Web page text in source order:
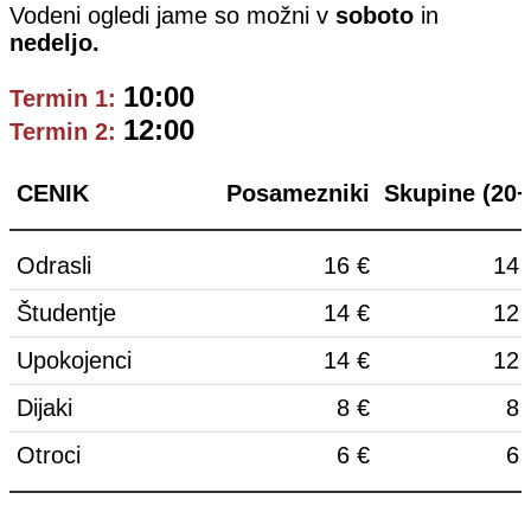
Vodeni ogledi jame so možni v soboto in
nedeljo.
Termin 1: 10:00
Termin 2: 12:00
CENIK Posamezniki Skupine
Odrasli 16 €
14
Študentje
14 €
12
Upokojenci
14 €
12
Dijaki
8 €
8
Otroci
6 € 6